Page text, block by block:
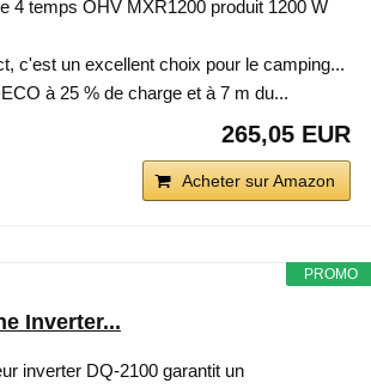
4 temps OHV MXR1200 produit 1200 W
c'est un excellent choix pour le camping...
à 25 % de charge et à 7 m du...
265,05 EUR
Acheter sur Amazon
PROMO
Inverter...
inverter DQ-2100 garantit un